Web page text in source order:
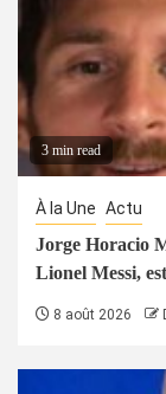
3 min read
À la Une Actu
Jorge Horacio
Lionel Messi,
8 août 2026